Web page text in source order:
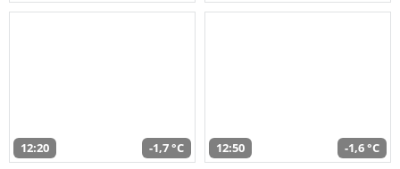
12:20 -1,7 °C 12:50 -1,6 °C